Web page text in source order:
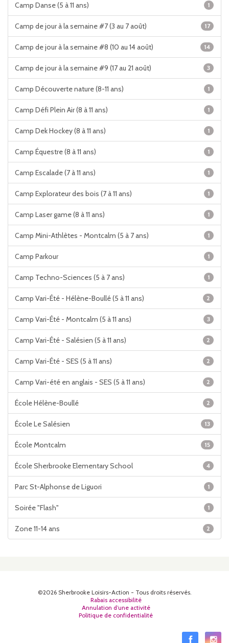
Camp Danse (5 à 11 ans) 1
Camp de jour à la semaine #7 (3 au 7 août) 17
Camp de jour à la semaine #8 (10 au 14 août) 14
Camp de jour à la semaine #9 (17 au 21 août) 3
Camp Découverte nature (8-11 ans) 1
Camp Défi Plein Air (8 à 11 ans) 1
Camp Dek Hockey (8 à 11 ans) 1
Camp Équestre (8 à 11 ans) 1
Camp Escalade (7 à 11 ans) 1
Camp Explorateur des bois (7 à 11 ans) 1
Camp Laser game (8 à 11 ans) 1
Camp Mini-Athlètes - Montcalm (5 à 7 ans) 1
Camp Parkour 1
Camp Techno-Sciences (5 à 7 ans) 1
Camp Vari-Été - Hélène-Boullé (5 à 11 ans) 2
Camp Vari-Été - Montcalm (5 à 11 ans) 3
Camp Vari-Été - Salésien (5 à 11 ans) 2
Camp Vari-Été - SES (5 à 11 ans) 2
Camp Vari-été en anglais - SES (5 à 11 ans) 2
École Hélène-Boullé 2
École Le Salésien 13
École Montcalm 15
École Sherbrooke Elementary School 4
Parc St-Alphonse de Liguori 1
Soirée "Flash" 1
Zone 11-14 ans 2
©2026 Sherbrooke Loisirs-Action - Tous droits réservés.
Rabais accessibilité
Annulation d’une activité
Politique de confidentialité